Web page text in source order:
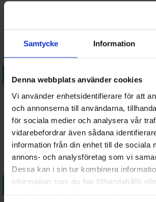
Samtycke Information
Denna webbplats använder cookies
Vi använder enhetsidentifierare för att
och annonserna till användarna,
för sociala medier och analysera vår
vidarebefordrar även sådana
information från din enhet till de sociala
annons- och analysföretag som vi
Dessa kan i sin tur kombinera
information som du har tillhandahållit
Köp
Magic Avatar Play Booster
79 SEK I lager:20+
Magic
1 789 SEK
Köp